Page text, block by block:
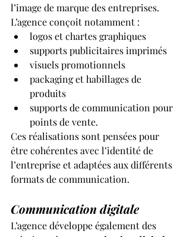
l’image de marque des entreprises.
L’agence conçoit notamment :
logos et chartes graphiques
supports publicitaires imprimés
visuels promotionnels
packaging et habillages de
produits
supports de communication pour
points de vente.
Ces réalisations sont pensées pour
être cohérentes avec l’identité de
l’entreprise et adaptées aux différents
formats de communication.
Communication digitale
L’agence développe également des